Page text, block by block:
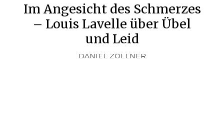
Im Angesicht des Schmerzes
– Louis Lavelle über Übel
und Leid
DANIEL ZÖLLNER